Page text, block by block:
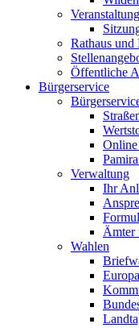
Rathaus und
Öffentliche
Bürgerservice
Verwaltung
Ihr
Ämter
Wahlen